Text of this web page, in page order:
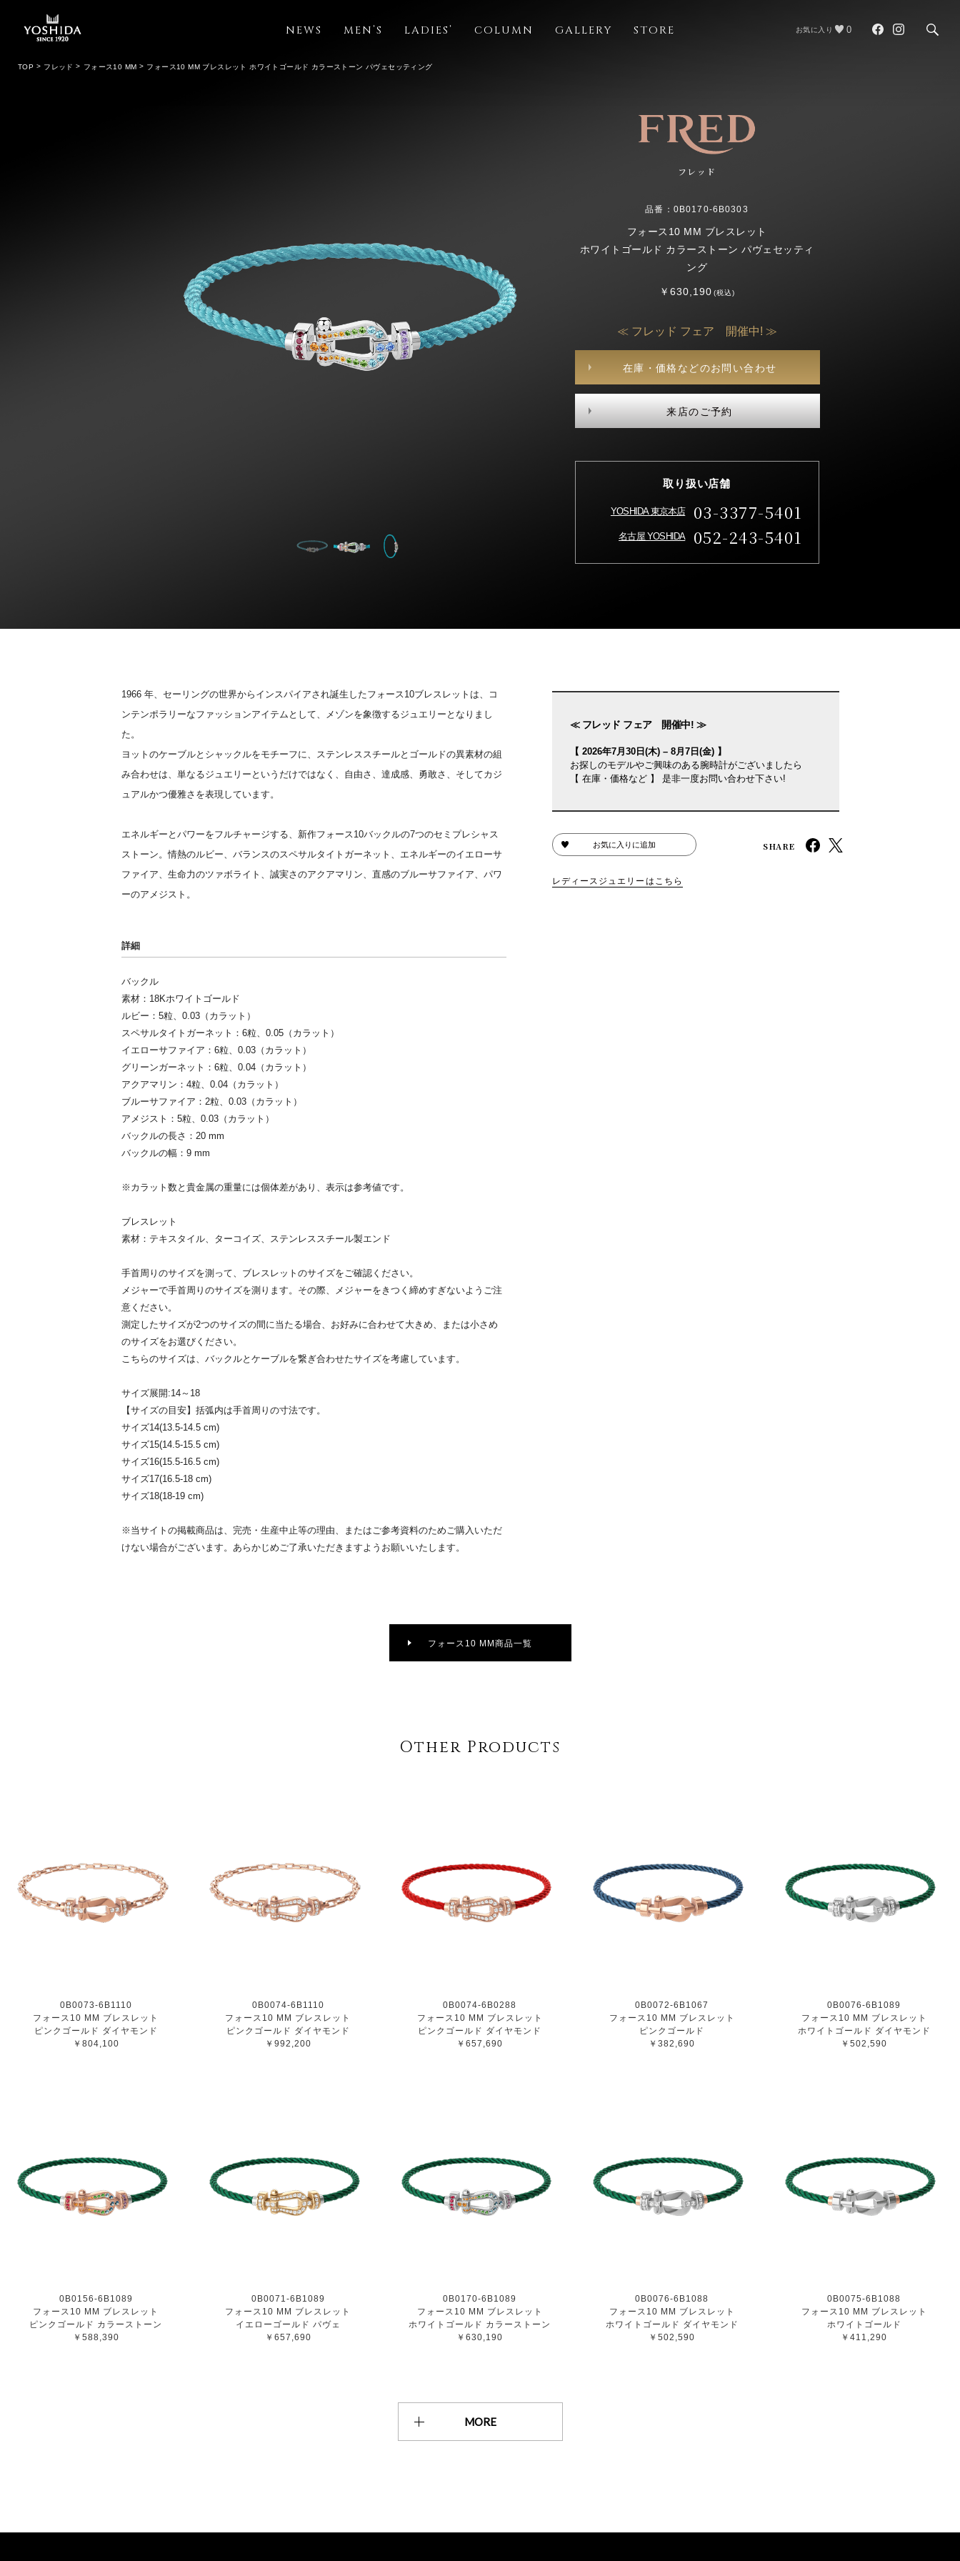
NEWS MEN’S LADIES’ COLUMN GALLERY STORE お気に入り 0
フレッド
品番：0B0170-6B0303
フォース10 MM ブレスレット
ホワイトゴールド カラーストーン パヴェセッティ
ング
￥630,190(税込)
≪ フレッド フェア 開催中! ≫
在庫・価格などのお問い合わせ
来店のご予約
取り扱い店舗
YOSHIDA 東京本店 03-3377-5401
名古屋 YOSHIDA 052-243-5401
TOP フレッド フォース10 MM フォース10 MM ブレスレット ホワイトゴールド カラーストーン パヴェセッティング
1966 年、セーリングの世界からインスパイアされ誕生したフォース10ブレスレットは、コ
ンテンポラリーなファッションアイテムとして、メゾンを象徴するジュエリーとなりまし
た。
ヨットのケーブルとシャックルをモチーフに、ステンレススチールとゴールドの異素材の組
み合わせは、単なるジュエリーというだけではなく、自由さ、達成感、勇敢さ、そしてカジ
ュアルかつ優雅さを表現しています。
エネルギーとパワーをフルチャージする、新作フォース10バックルの7つのセミプレシャス
ストーン。情熱のルビー、バランスのスペサルタイトガーネット、エネルギーのイエローサ
ファイア、生命力のツァボライト、誠実さのアクアマリン、直感のブルーサファイア、パワ
ーのアメジスト。
詳細
バックル
素材：18Kホワイトゴールド
ルビー：5粒、0.03（カラット）
スペサルタイトガーネット：6粒、0.05（カラット）
イエローサファイア：6粒、0.03（カラット）
グリーンガーネット：6粒、0.04（カラット）
アクアマリン：4粒、0.04（カラット）
ブルーサファイア：2粒、0.03（カラット）
アメジスト：5粒、0.03（カラット）
バックルの長さ：20 mm
バックルの幅：9 mm
※カラット数と貴金属の重量には個体差があり、表示は参考値です。
ブレスレット
素材：テキスタイル、ターコイズ、ステンレススチール製エンド
手首周りのサイズを測って、ブレスレットのサイズをご確認ください。
メジャーで手首周りのサイズを測ります。その際、メジャーをきつく締めすぎないようご注
意ください。
測定したサイズが2つのサイズの間に当たる場合、お好みに合わせて大きめ、または小さめ
のサイズをお選びください。
こちらのサイズは、バックルとケーブルを繋ぎ合わせたサイズを考慮しています。
サイズ展開:14～18
【サイズの目安】括弧内は手首周りの寸法です。
サイズ14(13.5-14.5 cm)
サイズ15(14.5-15.5 cm)
サイズ16(15.5-16.5 cm)
サイズ17(16.5-18 cm)
サイズ18(18-19 cm)
※当サイトの掲載商品は、完売・生産中止等の理由、またはご参考資料のためご購入いただ
けない場合がございます。あらかじめご了承いただきますようお願いいたします。
≪ フレッド フェア 開催中! ≫
【 2026年7月30日(木) – 8月7日(金) 】
お探しのモデルやご興味のある腕時計がございましたら
【 在庫・価格など 】 是非一度お問い合わせ下さい!
お気に入りに追加 SHARE
レディースジュエリーはこちら
フォース10 MM商品一覧
Other Products
0B0073-6B1110
フォース10 MM ブレスレット
ピンクゴールド ダイヤモンド
￥804,100
0B0074-6B1110
フォース10 MM ブレスレット
ピンクゴールド ダイヤモンド
￥992,200
0B0074-6B0288
フォース10 MM ブレスレット
ピンクゴールド ダイヤモンド
￥657,690
0B0072-6B1067
フォース10 MM ブレスレット
ピンクゴールド
￥382,690
0B0076-6B1089
フォース10 MM ブレスレット
ホワイトゴールド ダイヤモンド
￥502,590
0B0156-6B1089
フォース10 MM ブレスレット
ピンクゴールド カラーストーン
￥588,390
0B0071-6B1089
フォース10 MM ブレスレット
イエローゴールド パヴェ
￥657,690
0B0170-6B1089
フォース10 MM ブレスレット
ホワイトゴールド カラーストーン
￥630,190
0B0076-6B1088
フォース10 MM ブレスレット
ホワイトゴールド ダイヤモンド
￥502,590
0B0075-6B1088
フォース10 MM ブレスレット
ホワイトゴールド
￥411,290
MORE